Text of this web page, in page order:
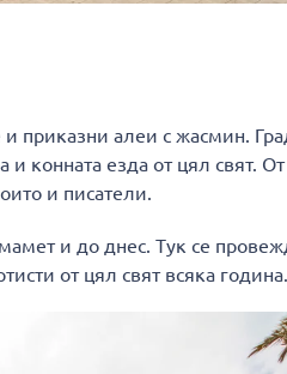
приказни алеи с жасмин.
конната езда от цял ​​свят.
и писатели.
и до днес. Тук се
от цял ​​свят всяка година.